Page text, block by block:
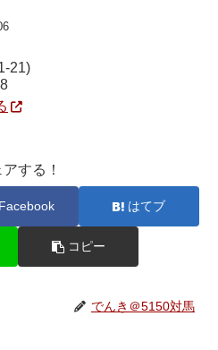
21)
する！
Facebook はてブ
コピー
でんき＠5150対馬